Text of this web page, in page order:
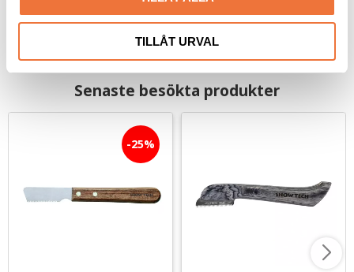
TILLÅT URVAL
Senaste besökta produkter
25%